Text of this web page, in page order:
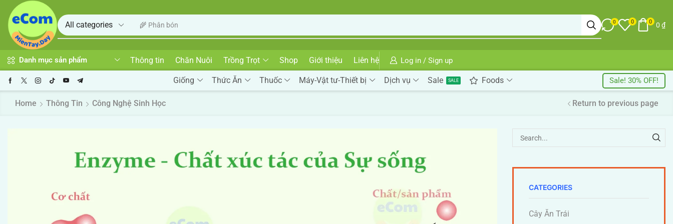
♻️ Men vi sinh 0 0 0 0 ₫
Danh mục sản phẩm Thông tin Chăn Nuôi Trồng Trọt Shop Giới thiệu Liên hệ Log in / Sign up
Giống Thức Ăn Thuốc Máy-Vật tư-Thiết bị Dịch vụ Sale SALE Foods Sale! 30% OFF!
Return to previous page
Home Thông Tin Công Nghệ Sinh Học
CATEGORIES
Cây Ăn Trái